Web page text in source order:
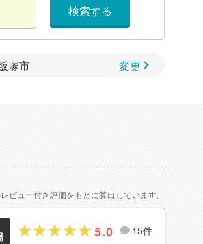
検索する
変更
ビュー付き評価をもとに算出しています。
5.0 15件